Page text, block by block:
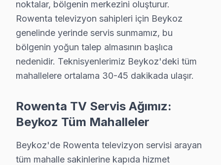
Bütün bu sorunlar, Beykoz’da Rowenta
Beykoz Mahallelerinde Rowenta Servisi
Acarlar'da Rowenta TV Servisi
Acarlar Mahallesi, Rowenta televizyonunuz’lerde
Akbaba Mahallesi'nde Rowenta ekran'lerde en çok
Alibahadır Mahallesi sakinleri, Rowenta
noktalar, bölgenin merkezini oluşturur.
Rowenta televizyon sahipleri için Beykoz
genelinde yerinde servis sunmamız, bu
bölgenin yoğun talep almasının başlıca
nedenidir. Teknisyenlerimiz Beykoz'deki tüm
mahallelere ortalama 30-45 dakikada ulaşır.
Rowenta TV Servis Ağımız:
Beykoz Tüm Mahalleler
Beykoz'de Rowenta televizyon servisi arayan
tüm mahalle sakinlerine kapıda hizmet